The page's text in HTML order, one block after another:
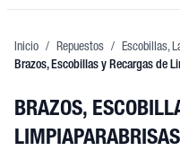
Inicio / Repuestos / Escobillas,
Brazos, Escobillas y Recargas de
BRAZOS,